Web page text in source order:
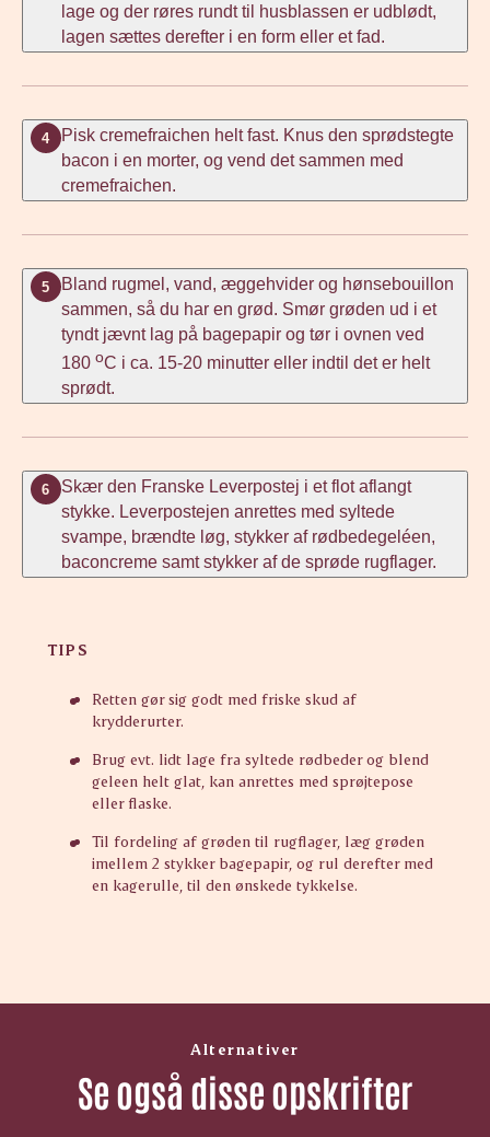
lage og der røres rundt til husblassen er udblødt,
lagen sættes derefter i en form eller et fad.
4
Pisk cremefraichen helt fast. Knus den sprødstegte
bacon i en morter, og vend det sammen med
cremefraichen.
5
Bland rugmel, vand, æggehvider og hønsebouillon
sammen, så du har en grød. Smør grøden ud i et
tyndt jævnt lag på bagepapir og tør i ovnen ved
180 oC i ca. 15-20 minutter eller indtil det er helt
sprødt.
6
Skær den Franske Leverpostej i et flot aflangt
stykke. Leverpostejen anrettes med syltede
svampe, brændte løg, stykker af rødbedegeléen,
baconcreme samt stykker af de sprøde rugflager.
TIPS
Retten gør sig godt med friske skud af
krydderurter.
Brug evt. lidt lage fra syltede rødbeder og blend
geleen helt glat, kan anrettes med sprøjtepose
eller flaske.
Til fordeling af grøden til rugflager, læg grøden
imellem 2 stykker bagepapir, og rul derefter med
en kagerulle, til den ønskede tykkelse.
Alternativer
Se også disse opskrifter